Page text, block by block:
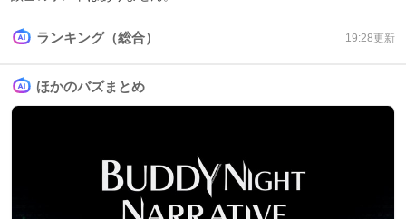
ランキング（総合） 19:28更新
ほかのバズまとめ